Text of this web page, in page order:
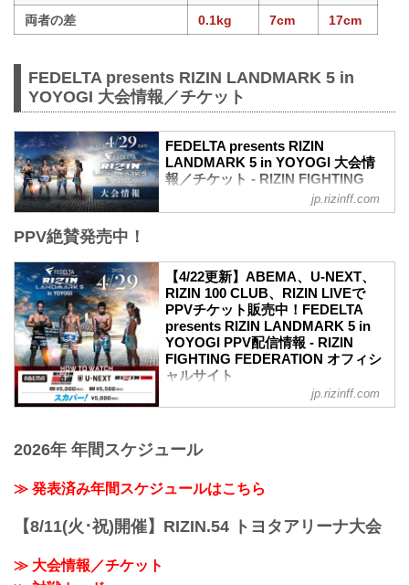
両者の差
0.1kg 7cm 17cm
FEDELTA presents RIZIN LANDMARK 5 in
YOYOGI 大会情報／チケット
FEDELTA presents RIZIN
LANDMARK 5 in YOYOGI 大会情
報／チケット - RIZIN FIGHTING
FEDERATION オフィシャルサイト
RIZIN LANDMARK 5 in YOYOGIのアウト
レット席と演出変更による増席でSRS席
の販売が決定いたしました。
販売開始：3月26日（日）10:00〜
SRS席 ※増席
アウトレットS席
アウトレットA席
【3/2更新】開催日変更のお知らせ
RIZIN LANDMARK 5 in YOYOGIの開催日
変更前：4月30日（日）
jp.rizinff.com
PPV絶賛発売中！
【4/22更新】ABEMA、U-NEXT、
RIZIN 100 CLUB、RIZIN LIVEで
PPVチケット販売中！FEDELTA
presents RIZIN LANDMARK 5 in
YOYOGI PPV配信情報 - RIZIN
FIGHTING FEDERATION オフィシ
ャルサイト
ート！
開催されるFEDELTA presents RIZIN
ケットが、ABEMA、U-NEXT、RIZIN
100 CLUBの販売スタートしたぞ！
jp.rizinff.com
2026年 年間スケジュール
≫ 発表済み年間スケジュールはこちら
【8/11(火･祝)開催】RIZIN.54 トヨタアリーナ大会
≫ 大会情報／チケット